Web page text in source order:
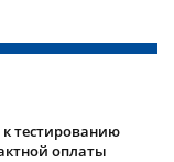
тестированию
оплаты